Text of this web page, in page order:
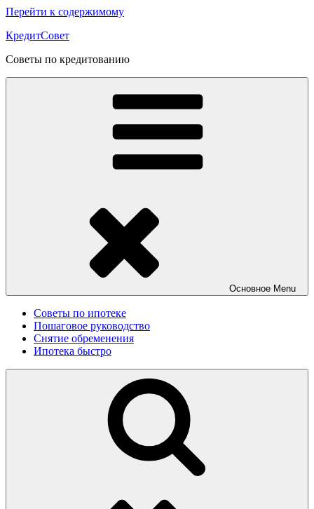
Перейти к содержимому
КредитСовет
Советы по кредитованию
Основное Menu
Советы по ипотеке
Пошаговое руководство
Снятие обременения
Ипотека быстро